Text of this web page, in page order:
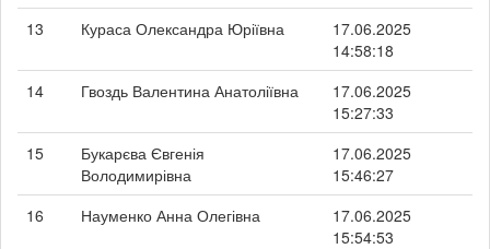
13
Кураса Олександра Юріївна
17.06.2025
14:58:18
14
Гвоздь Валентина Анатоліївна
17.06.2025
15:27:33
15
Букарєва Євгенія
Володимирівна
17.06.2025
15:46:27
16
Науменко Анна Олегівна
17.06.2025
15:54:53